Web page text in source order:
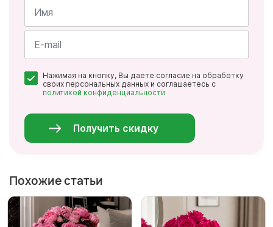
Имя
*
Нажимая на кнопку, Вы даете согласие на обработку
своих персональных данных и соглашаетесь с
политикой конфиденциальности
Получить скидку
Похожие статьи